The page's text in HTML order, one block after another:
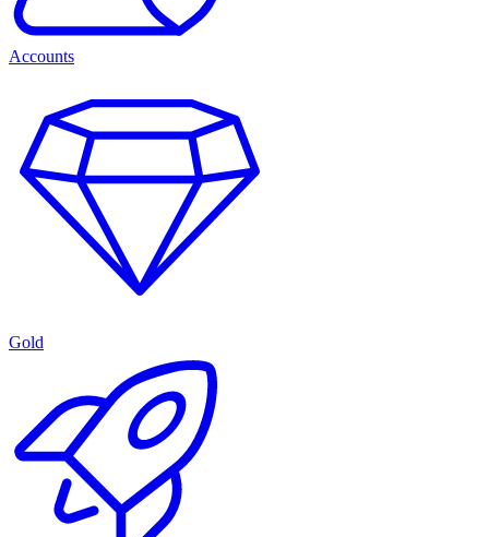
Accounts
Gold